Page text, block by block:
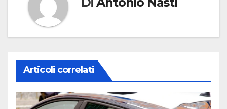
Articoli correlati